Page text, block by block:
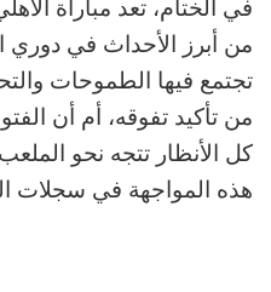
في الختام، تعد مباراة
من أبرز الأحداث في دوري
تجتمع فيها الطموحات
من تأكيد تفوقه، أم أن
كل الأنظار تتجه نحو
هذه المواجهة في سجلات